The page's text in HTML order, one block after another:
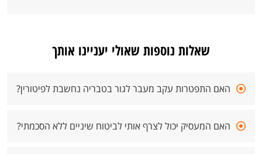
שאלות נוספות שאולי יעניינו אותך
האם התפטרות עקב מעבר לגור בטבריה נחשבת לפיטורין?
האם המעסיק יכול לצרף אותי לביטוח שיניים ללא הסכמתי?